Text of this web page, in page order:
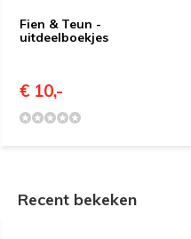
Fien & Teun -
uitdeelboekjes
€ 10,-
Recent bekeken